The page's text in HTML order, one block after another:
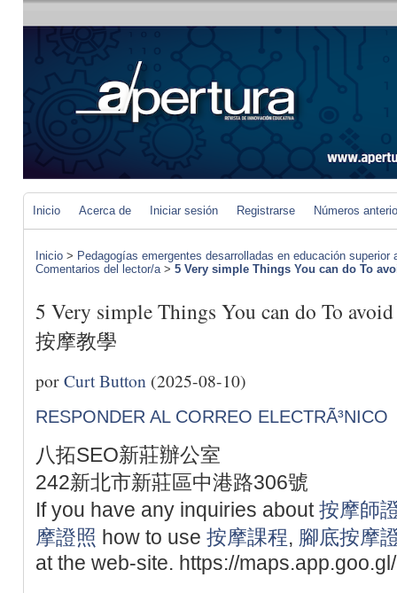
Inicio Acerca de Iniciar sesión Registrarse Números
Inicio > Pedagogías emergentes desarrolladas en educación
Comentarios del lector/a> 5 Very simple Things You can do To
5 Very simple Things You can do To
按摩教學
porCurt Button (2025-08-10)
RESPONDER AL CORREO ELECTRÃ³NICO
八拓SEO新莊辦公室
242新北市新莊區中港路306號
If you have any inquiries about按摩師
摩證照 how to use 按摩課程, 腳底按摩
at the web-site. https://